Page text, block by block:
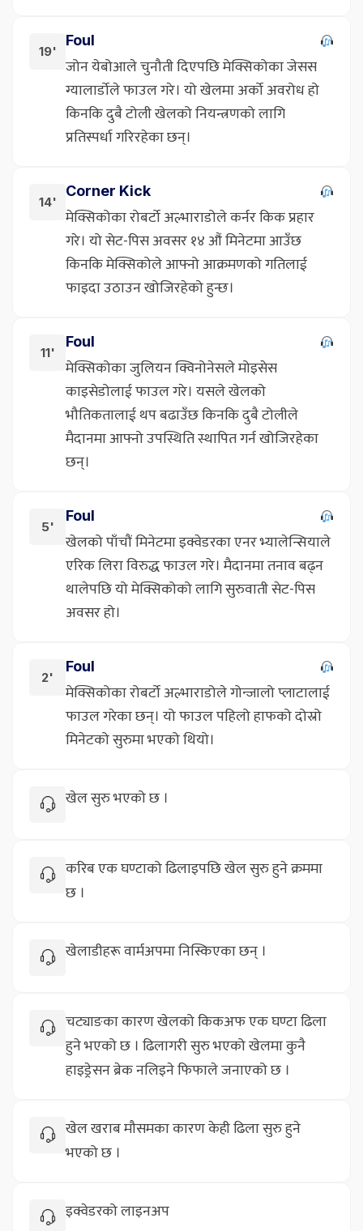
19'
Foul
जोन येबोआले चुनौती दिएपछि मेक्सिकोका जेसस
ग्यालार्डोले फाउल गरे। यो खेलमा अर्को अवरोध हो
किनकि दुबै टोली खेलको नियन्त्रणको लागि
प्रतिस्पर्धा गरिरहेका छन्।
14'
Corner Kick
मेक्सिकोका रोबर्टो अल्भाराडोले कर्नर किक प्रहार
गरे। यो सेट-पिस अवसर १४ औं मिनेटमा आउँछ
किनकि मेक्सिकोले आफ्नो आक्रमणको गतिलाई
फाइदा उठाउन खोजिरहेको हुन्छ।
11'
Foul
मेक्सिकोका जुलियन क्विनोनेसले मोइसेस
काइसेडोलाई फाउल गरे। यसले खेलको
भौतिकतालाई थप बढाउँछ किनकि दुबै टोलीले
मैदानमा आफ्नो उपस्थिति स्थापित गर्न खोजिरहेका
छन्।
5'
Foul
खेलको पाँचौं मिनेटमा इक्वेडरका एनर भ्यालेन्सियाले
एरिक लिरा विरुद्ध फाउल गरे। मैदानमा तनाव बढ्न
थालेपछि यो मेक्सिकोको लागि सुरुवाती सेट-पिस
अवसर हो।
2'
Foul
मेक्सिकोका रोबर्टो अल्भाराडोले गोन्जालो प्लाटालाई
फाउल गरेका छन्। यो फाउल पहिलो हाफको दोस्रो
मिनेटको सुरुमा भएको थियो।
खेल सुरु भएको छ ।
करिब एक घण्टाको ढिलाइपछि खेल सुरु हुने क्रममा
छ ।
खेलाडीहरू वार्मअपमा निस्किएका छन् ।
चट्याङका कारण खेलको किकअफ एक घण्टा ढिला
हुने भएको छ । ढिलागरी सुरु भएको खेलमा कुनै
हाइड्रेसन ब्रेक नलिइने फिफाले जनाएको छ ।
खेल खराब मौसमका कारण केही ढिला सुरु हुने
भएको छ ।
इक्वेडरको लाइनअप